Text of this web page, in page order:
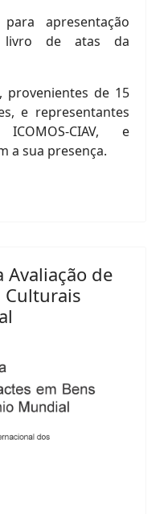
apresentação
livro de atas da
provenientes de 15
e representantes
CIAV, e
a sua presença.
Avaliação de
Culturais